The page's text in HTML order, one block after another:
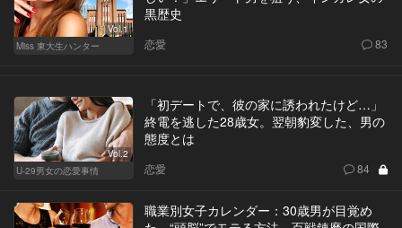
Vol.1
Miss 東大生ハンター
黒歴史
恋愛 83
Vol.2
U-29男女の恋愛事情
「初デートで、彼の家に誘われたけど…」
終電を逃した28歳女。翌朝豹変した、男の
態度とは
恋愛 84
職業別女子カレンダー：30歳男が目覚め